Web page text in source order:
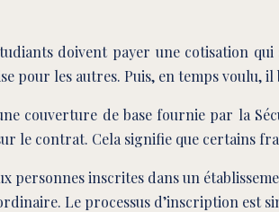
doivent payer une cotisation
pour les autres. Puis, en temps voulu,
couverture de base fournie par la
le contrat. Cela signifie que certains
personnes inscrites dans un
Le processus d’inscription est